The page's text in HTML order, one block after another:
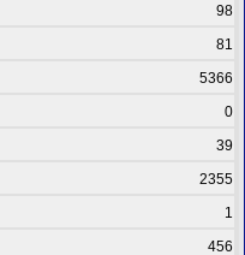
98
81
5366
0
39
2355
1
456